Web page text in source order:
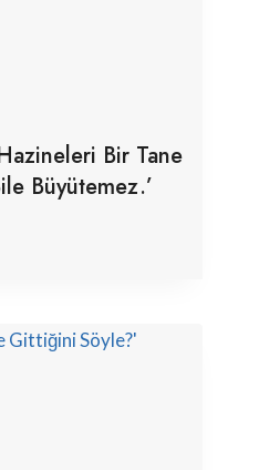
Bir Tane
Büyütemez.’